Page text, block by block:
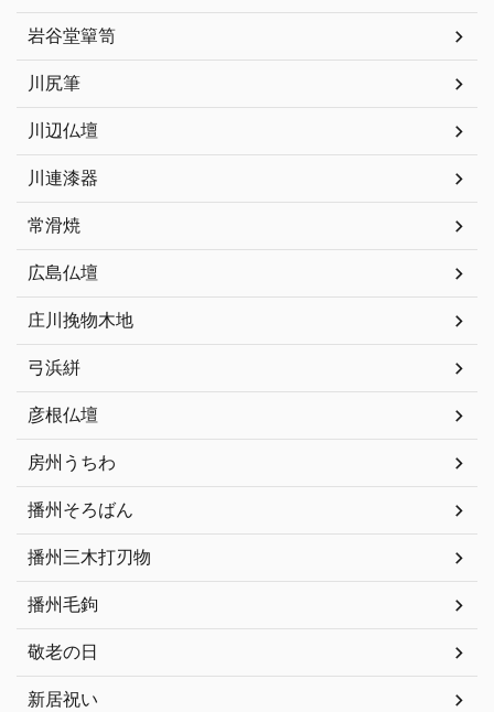
岩谷堂簞笥
川尻筆
川辺仏壇
川連漆器
常滑焼
広島仏壇
庄川挽物木地
弓浜絣
彦根仏壇
房州うちわ
播州そろばん
播州三木打刃物
播州毛鉤
敬老の日
新居祝い